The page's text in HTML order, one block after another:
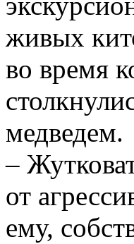
живых
во время
медведем.
–
от
ему,